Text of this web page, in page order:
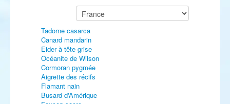
Tadorne casarca
Canard mandarin
Eider à tête grise
Océanite de Wilson
Cormoran pygmée
Aigrette des récifs
Flamant nain
Busard d'Amérique